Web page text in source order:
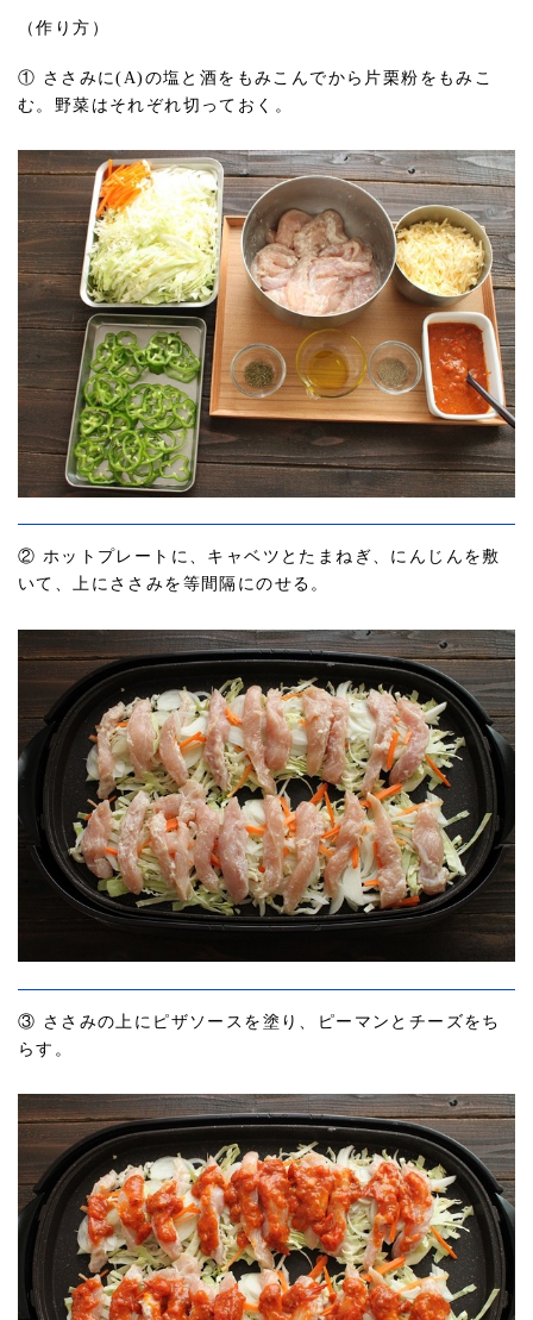
（作り方）
① ささみに(A)の塩と酒をもみこんでから片栗粉をもみこ
む。野菜はそれぞれ切っておく。
② ホットプレートに、キャベツとたまねぎ、にんじんを敷
いて、上にささみを等間隔にのせる。
③ ささみの上にピザソースを塗り、ピーマンとチーズをち
らす。